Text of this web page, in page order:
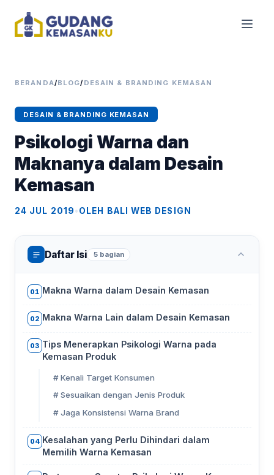
BERANDA/BLOG/ DESAIN & BRANDING KEMASAN
DESAIN & BRANDING KEMASAN
Psikologi Warna dan
Maknanya dalam Desain
Kemasan
24 JUL 2019•OLEH BALI WEB DESIGN
Daftar Isi 5 bagian
01 Makna Warna dalam Desain Kemasan
02 Makna Warna Lain dalam Desain Kemasan
03 Tips Menerapkan Psikologi Warna pada
Kemasan Produk
# Kenali Target Konsumen
# Sesuaikan dengan Jenis Produk
# Jaga Konsistensi Warna Brand
04 Kesalahan yang Perlu Dihindari dalam
Memilih Warna Kemasan